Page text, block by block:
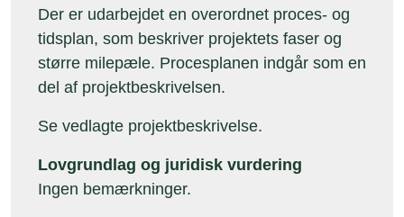
Der er udarbejdet en overordnet proces- og
tidsplan, som beskriver projektets faser og
større milepæle. Procesplanen indgår som en
del af projektbeskrivelsen.
Se vedlagte projektbeskrivelse.
Lovgrundlag og juridisk vurdering
Ingen bemærkninger.